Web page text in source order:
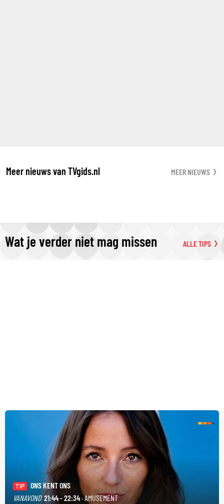
Meer nieuws van TVgids.nl MEER NIEUWS
Wat je verder niet mag missen ALLE TIPS
TIP
ONS KENT ONS
VANAVOND 21:44 - 22:34· AMUSEMENT